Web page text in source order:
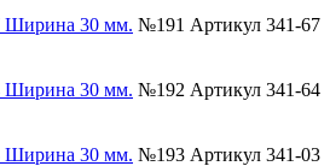
№191 Артикул 341-67
№192 Артикул 341-64
№193 Артикул 341-03